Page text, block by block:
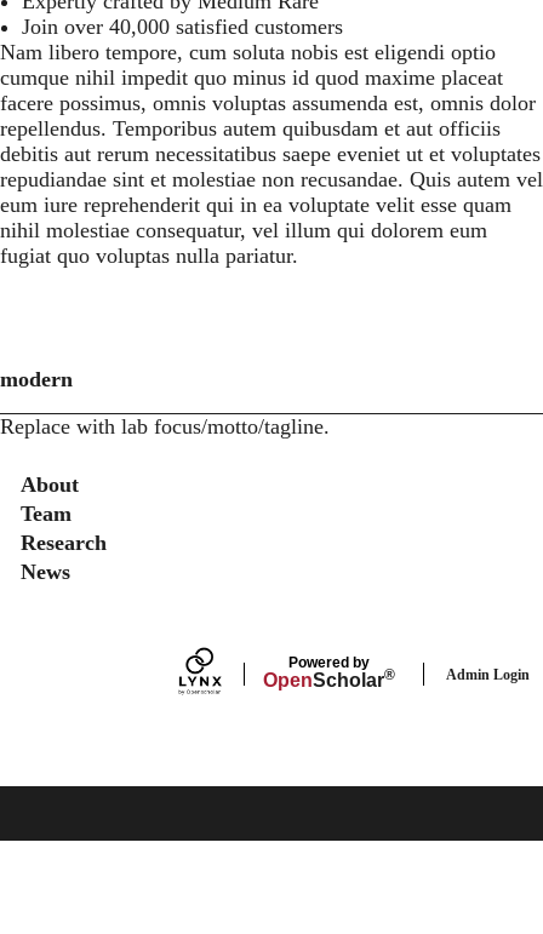
Join over 40,000 satisfied customers
Nam libero tempore, cum soluta nobis est eligendi optio
cumque nihil impedit quo minus id quod maxime placeat
facere possimus, omnis voluptas assumenda est, omnis dolor
repellendus. Temporibus autem quibusdam et aut officiis
debitis aut rerum necessitatibus saepe eveniet ut et voluptates
repudiandae sint et molestiae non recusandae. Quis autem vel
eum iure reprehenderit qui in ea voluptate velit esse quam
nihil molestiae consequatur, vel illum qui dolorem eum
fugiat quo voluptas nulla pariatur.
modern
Replace with lab focus/motto/tagline.
Secondary menu
About
Team
Research
News
Powered by
OpenScholar® Admin Login